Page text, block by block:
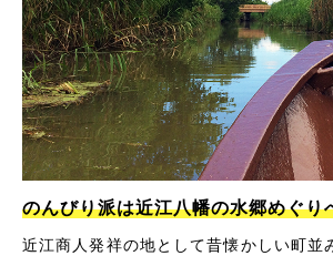
のんびり派は近江八幡の水郷めぐり
近江商人発祥の地として昔懐かしい町並